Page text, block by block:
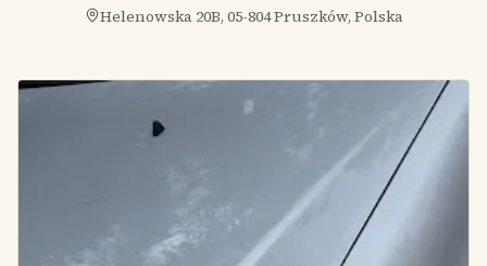
Helenowska 20B, 05-804 Pruszków, Polska